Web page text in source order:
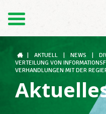
Der LCGB
AKTUELL NEWS
VERTEILUNG VON
VERHANDLUNGEN MIT DER